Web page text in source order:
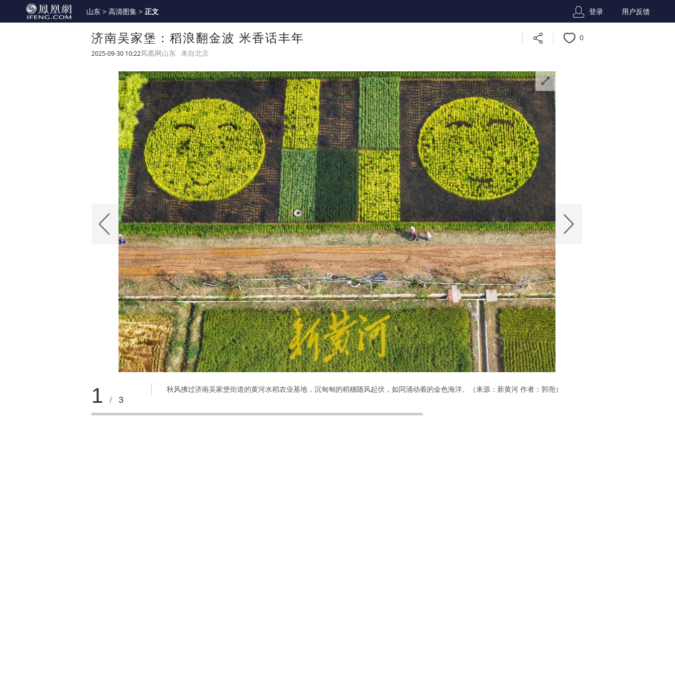
山东 > 高清图集 > 正文 用户反馈
登录
济南吴家堡：稻浪翻金波 米香话丰年
2025-09-30 10:22凤凰网山东 来自北京
0
1 / 3
秋风拂过济南吴家堡街道的黄河水稻农业基地，沉甸甸的稻穗随风起伏，如同涌动着的金色海洋。（来源：新黄河 作者：郭尧）